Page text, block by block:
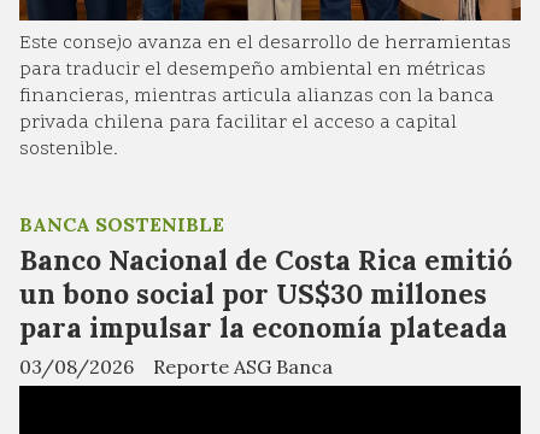
Este consejo avanza en el desarrollo de herramientas
para traducir el desempeño ambiental en métricas
financieras, mientras articula alianzas con la banca
privada chilena para facilitar el acceso a capital
sostenible.
Banco Nacional de Costa Rica emitió
un bono social por US$30 millones
para impulsar la economía plateada
Reporte ASG Banca
BANCA SOSTENIBLE
03/08/2026